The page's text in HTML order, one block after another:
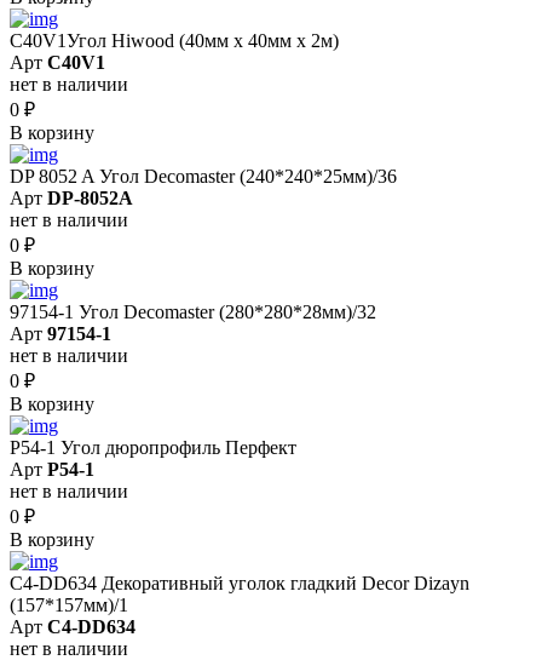
C40V1Угол Hiwood (40мм х 40мм х 2м)
Арт C40V1
нет в наличии
0 ₽
В корзину
DP 8052 A Угол Decomaster (240*240*25мм)/36
Арт DP-8052A
нет в наличии
0 ₽
В корзину
97154-1 Угол Decomaster (280*280*28мм)/32
Арт 97154-1
нет в наличии
0 ₽
В корзину
P54-1 Угол дюропрофиль Перфект
Арт P54-1
нет в наличии
0 ₽
В корзину
C4-DD634 Декоративный уголок гладкий Decor Dizayn
(157*157мм)/1
Арт C4-DD634
нет в наличии